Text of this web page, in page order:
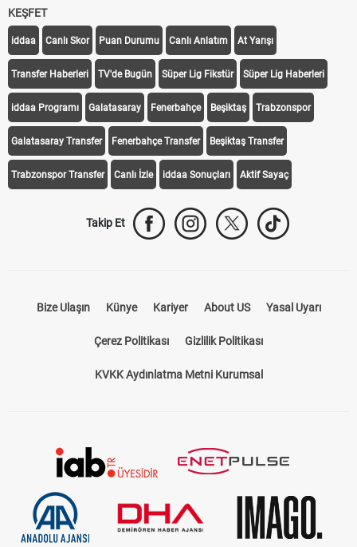
KEŞFET
iddaa Canlı Skor Puan Durumu Canlı Anlatım At Yarışı
Transfer Haberleri TV'de Bugün Süper Lig Fikstür Süper Lig Haberleri
iddaa Programı Galatasaray Fenerbahçe Beşiktaş Trabzonspor
Galatasaray Transfer Fenerbahçe Transfer Beşiktaş Transfer
Trabzonspor Transfer Canlı İzle iddaa Sonuçları Aktif Sayaç
Takip Et
Bize Ulaşın Künye Kariyer About US Yasal Uyarı
Çerez Politikası Gizlilik Politikası
KVKK Aydınlatma Metni Kurumsal